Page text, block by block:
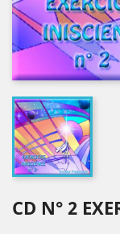
CD N° 2